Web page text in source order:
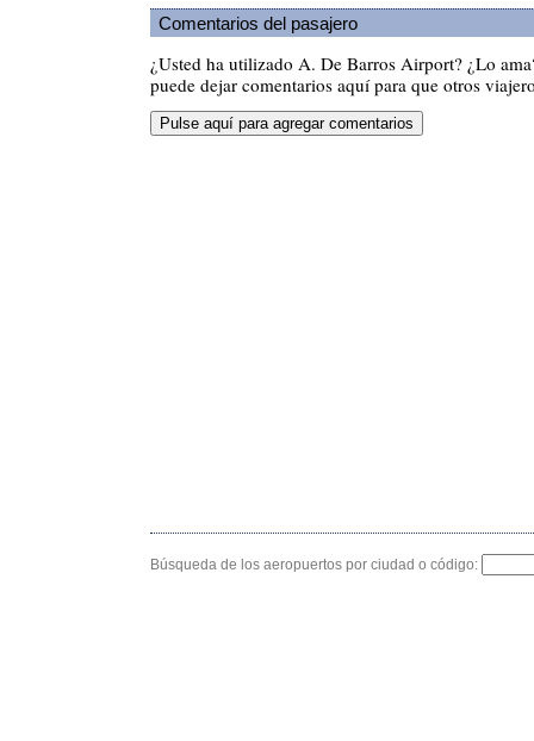
Comentarios del pasajero
¿Usted ha utilizado A. De Barros Airport? ¿Lo
puede dejar comentarios aquí para que otros
Búsqueda de los aeropuertos por ciudad o código: